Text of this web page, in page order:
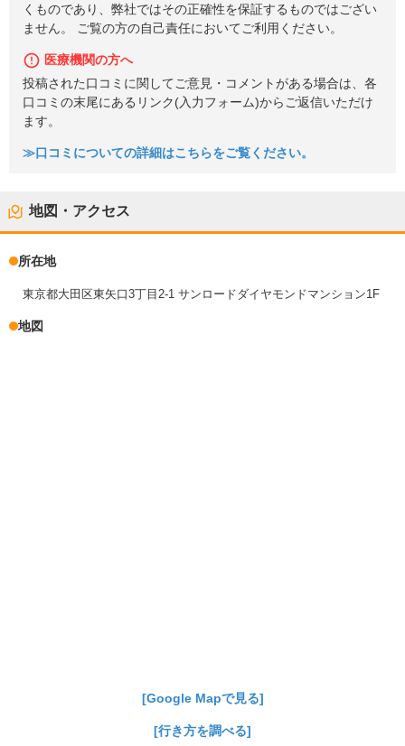
くものであり、弊社ではその正確性を保証するものではござい
ません。 ご覧の方の自己責任においてご利用ください。
医療機関の方へ
投稿された口コミに関してご意見・コメントがある場合は、各
口コミの末尾にあるリンク(入力フォーム)からご返信いただけ
ます。
≫口コミについての詳細はこちらをご覧ください。
地図・アクセス
所在地
東京都大田区東矢口3丁目2-1 サンロードダイヤモンドマンション1F
地図
[Google Mapで見る]
[行き方を調べる]